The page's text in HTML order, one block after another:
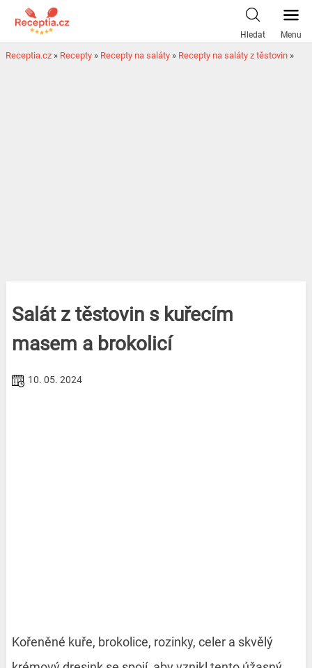
Hledat Menu
Receptia.cz » Recepty » Recepty na saláty » Recepty na saláty z těstovin »
Salát z těstovin s kuřecím
masem a brokolicí
10. 05. 2024
Kořeněné kuře, brokolice, rozinky, celer a skvělý